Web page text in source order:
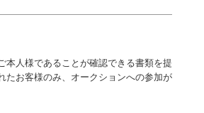
本人様であることが確認できる書類を提
たお客様のみ、オークションへの参加が